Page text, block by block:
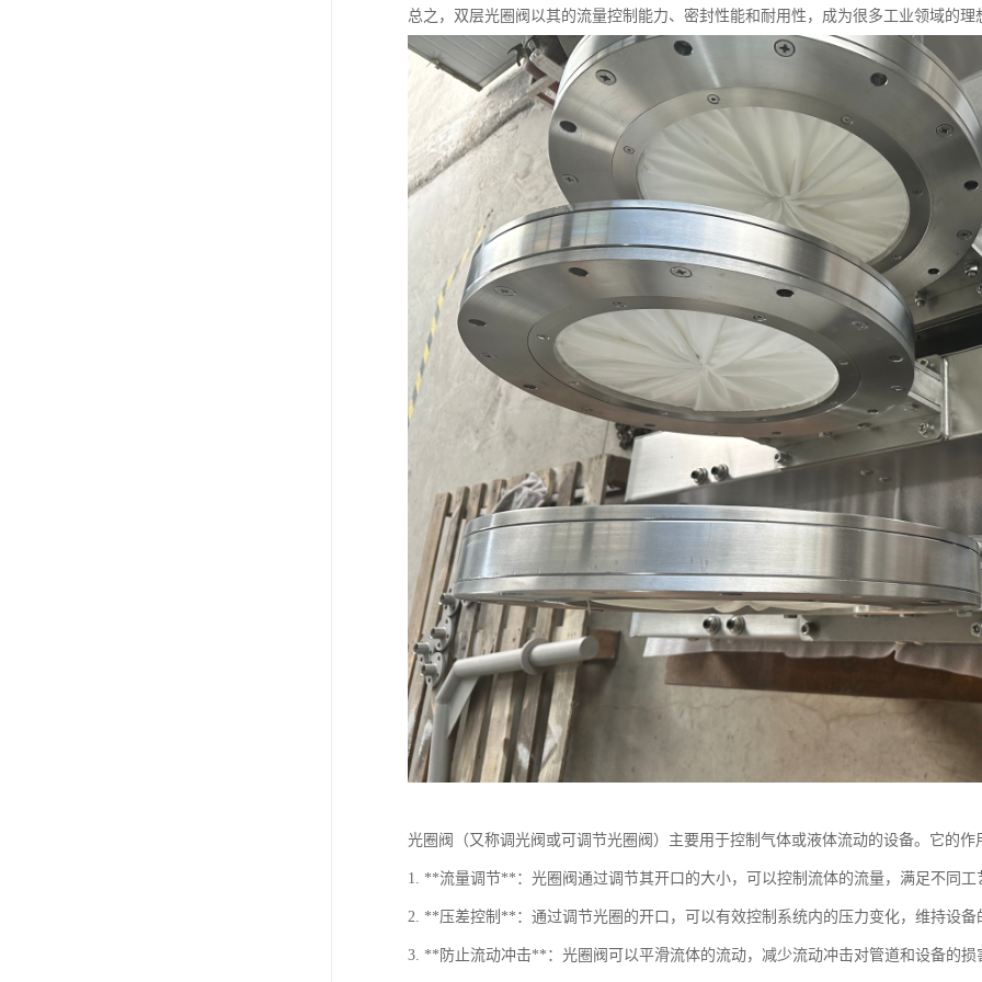
总之，双层光圈阀以其的流量控制能力、密封性能和耐用性，成为很多工业领域的理
光圈阀（又称调光阀或可调节光圈阀）主要用于控制气体或液体流动的设备。它的
1. **流量调节**：光圈阀通过调节其开口的大小，可以控制流体的流量，满足不同工
2. **压差控制**：通过调节光圈的开口，可以有效控制系统内的压力变化，维持设备
3. **防止流动冲击**：光圈阀可以平滑流体的流动，减少流动冲击对管道和设备的损